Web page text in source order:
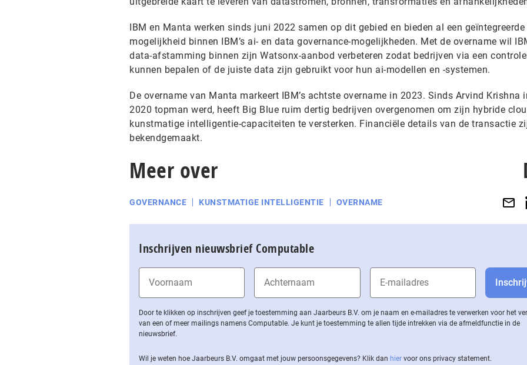
IBM en Manta werken sinds juni 2022 samen op dit gebied en bieden al een geïntegreerde
mogelijkheid binnen IBM’s ai- en data governance-mogelijkheden. Met de overname wil
data-afstamming binnen zijn Watsonx-aanbod verbeteren zodat bedrijven via een
kunnen bepalen of de juiste data zijn gebruikt voor hun ai-modellen en -systemen.
De overname van Manta markeert IBM’s achtste overname in 2023. Sinds Arvind Krishna
2020 topman werd, heeft Big Blue ruim dertig bedrijven overgenomen om zijn hybride
kunstmatige intelligentie-capaciteiten te versterken. Financiële details van de transactie
bekendgemaakt.
Meer over
GOVERNANCE KUNSTMATIGE INTELLIGENTIE OVERNAME
Inschrijven nieuwsbrief Computable
Door te klikken op inschrijven geef je toestemming aan Jaarbeurs B.V. om je naam en e-mailadres te verwerken voor het
van een of meer mailings namens Computable. Je kunt je toestemming te allen tijde intrekken via de af­meld­func­tie in de
nieuwsbrief.
Wil je weten hoe Jaarbeurs B.V. omgaat met jouw per­soons­ge­ge­vens? Klik dan hier voor ons privacy statement.